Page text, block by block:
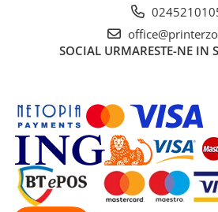
SOCIAL URMARESTE-NE IN